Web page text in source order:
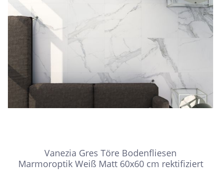
Vanezia Gres Töre Bodenfliesen
Marmoroptik Weiß Matt 60x60 cm rektifiziert